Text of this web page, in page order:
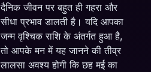
दैनिक जीवन पर बहुत ही गहरा और
सीधा प्रभाव डालती है। यदि आपका
जन्म वृश्चिक राशि के अंतर्गत हुआ है,
तो आपके मन में यह जानने की तीव्र
लालसा अवश्य होगी कि छह मई का